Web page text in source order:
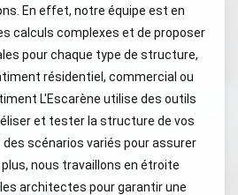
En effet, notre équipe est en
calculs complexes et de proposer
pour chaque type de structure,
résidentiel, commercial ou
L'Escarène utilise des outils
et tester la structure de vos
scénarios variés pour assurer
plus, nous travaillons en étroite
architectes pour garantir une